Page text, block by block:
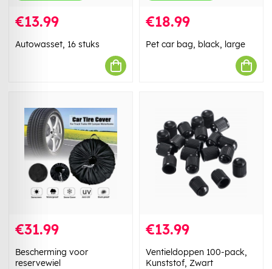
€13.99
Autowasset, 16 stuks
€18.99
Pet car bag, black, large
€31.99
Bescherming voor
reservewiel
€13.99
Ventieldoppen 100-pack,
Kunststof, Zwart